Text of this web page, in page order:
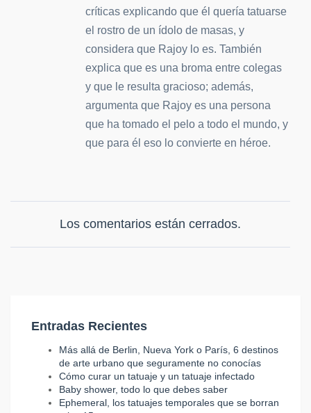
críticas explicando que él quería tatuarse
el rostro de un ídolo de masas, y
considera que Rajoy lo es. También
explica que es una broma entre colegas
y que le resulta gracioso; además,
argumenta que Rajoy es una persona
que ha tomado el pelo a todo el mundo, y
que para él eso lo convierte en héroe.
Los comentarios están cerrados.
Entradas Recientes
Más allá de Berlin, Nueva York o París, 6 destinos
de arte urbano que seguramente no conocías
Cómo curar un tatuaje y un tatuaje infectado
Baby shower, todo lo que debes saber
Ephemeral, los tatuajes temporales que se borran